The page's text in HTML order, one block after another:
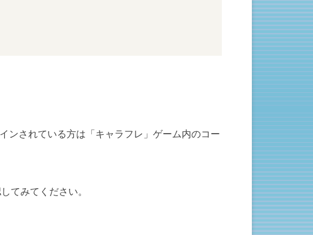
ンされている方は「キャラフレ」ゲーム内のコー
てみてください。